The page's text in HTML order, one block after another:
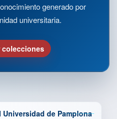
generado por
universitaria.
colecciones
de Pamplona